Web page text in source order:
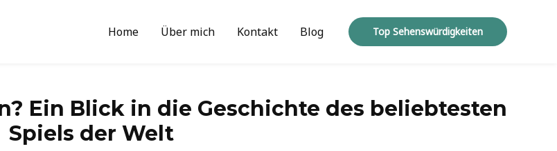
Home Über mich Kontakt Blog Top Sehenswürdigkeiten
Ein Blick in die Geschichte des beliebtesten
Spiels der Welt